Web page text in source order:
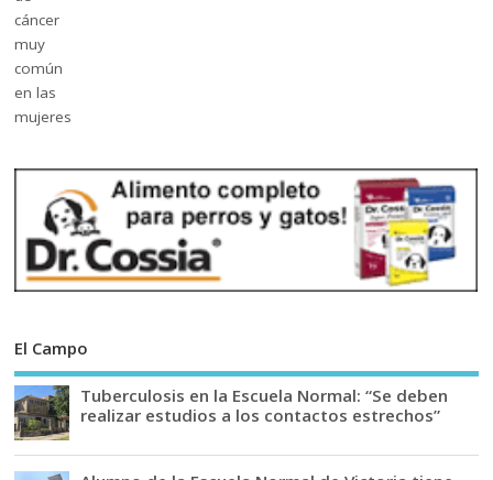
El Campo
Tuberculosis en la Escuela Normal: “Se deben
realizar estudios a los contactos estrechos”